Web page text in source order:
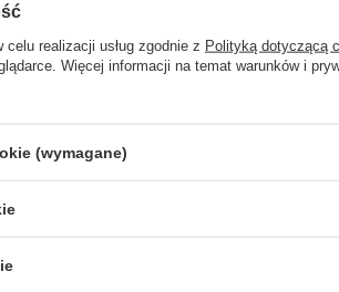
realizacji usług zgodnie z Polityką dotyczącą
Więcej informacji na temat warunków i
(wymagane)